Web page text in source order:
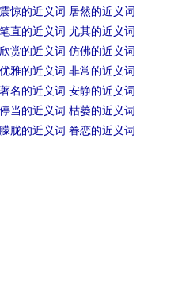
震惊的近义词 居然的近义词
笔直的近义词 尤其的近义词
欣赏的近义词 仿佛的近义词
优雅的近义词 非常的近义词
著名的近义词 安静的近义词
停当的近义词 枯萎的近义词
朦胧的近义词 眷恋的近义词